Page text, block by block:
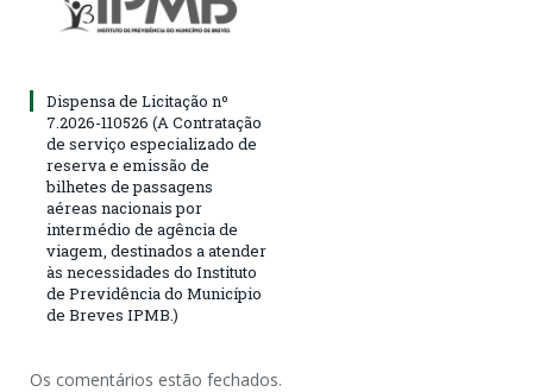
Dispensa de Licitação nº
7.2026-110526 (A Contratação
de serviço especializado de
reserva e emissão de
bilhetes de passagens
aéreas nacionais por
intermédio de agência de
viagem, destinados a atender
às necessidades do Instituto
de Previdência do Município
de Breves IPMB.)
Os comentários estão fechados.